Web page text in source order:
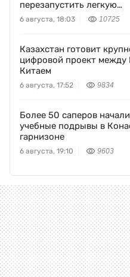
перезапустить легкую
промышленность
6 августа, 18:03 10725
Казахстан готовит
цифровой проект между
Китаем
6 августа, 17:52 9834
Более 50 саперов
учебные подрывы в
гарнизоне
6 августа, 19:10 9603